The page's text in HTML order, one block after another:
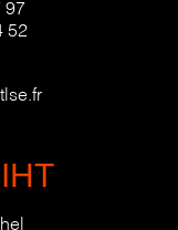
97
52